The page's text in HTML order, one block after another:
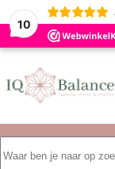
10
Ga
de
inhoud
resultaten